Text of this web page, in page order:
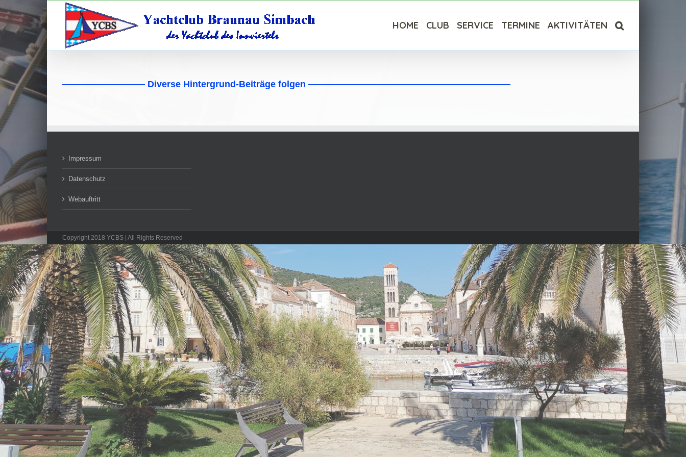
Inhalt
springen
HOME CLUB SERVICE TERMINE AKTIVITÄTEN
————————— Diverse Hintergrund-Beiträge folgen ——————————————————————
Impressum
Datenschutz
Webauftritt
Copyright 2018 YCBS | All Rights Reserved